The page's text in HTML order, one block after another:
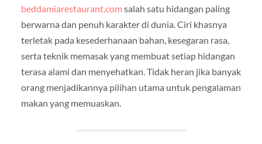
beddamiarestaurant.com salah satu hidangan paling
berwarna dan penuh karakter di dunia. Ciri khasnya
terletak pada kesederhanaan bahan, kesegaran rasa,
serta teknik memasak yang membuat setiap hidangan
terasa alami dan menyehatkan. Tidak heran jika banyak
orang menjadikannya pilihan utama untuk pengalaman
makan yang memuaskan.